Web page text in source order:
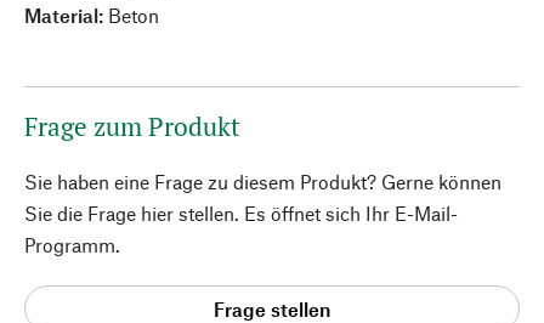
Material: Beton
Frage zum Produkt
Sie haben eine Frage zu diesem Produkt? Gerne können
Sie die Frage hier stellen. Es öffnet sich Ihr E-Mail-
Programm.
Frage stellen